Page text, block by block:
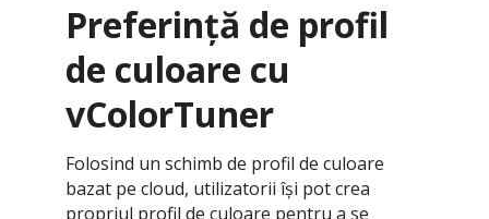
Preferință de profil
de culoare cu
vColorTuner
Folosind un schimb de profil de culoare
bazat pe cloud, utilizatorii își pot crea
propriul profil de culoare pentru a se